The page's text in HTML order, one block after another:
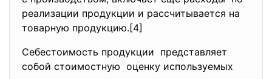
реализации продукции и рассчитывается на
товарную продукцию.[4]
Себестоимость продукции представляет
собой стоимостную оценку используемых